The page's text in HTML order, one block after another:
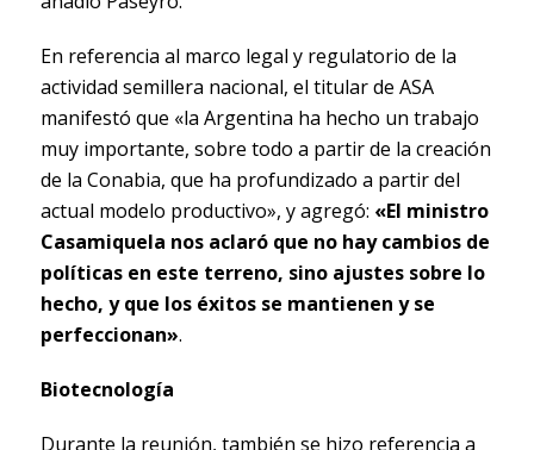
En referencia al marco legal y regulatorio de la
actividad semillera nacional, el titular de ASA
manifestó que «la Argentina ha hecho un trabajo
muy importante, sobre todo a partir de la creación
de la Conabia, que ha profundizado a partir del
actual modelo productivo», y agregó: «El ministro
Casamiquela nos aclaró que no hay cambios de
políticas en este terreno, sino ajustes sobre lo
hecho, y que los éxitos se mantienen y se
perfeccionan».
Biotecnología
Durante la reunión, también se hizo referencia a